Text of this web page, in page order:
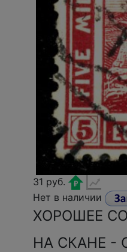
31 руб.
Нет в наличии
ХОРОШЕЕ
НА СКАНЕ -